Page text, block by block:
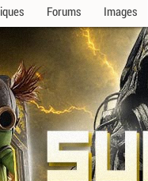
Forums Images